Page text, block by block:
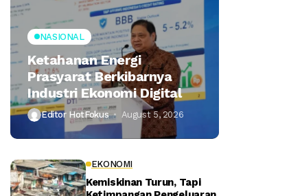
NASIONAL
Ketahanan Energi
Prasyarat Berkibarnya
Industri Ekonomi Digital
Editor HotFokus August 5, 2026
EKONOMI
Kemiskinan Turun, Tapi